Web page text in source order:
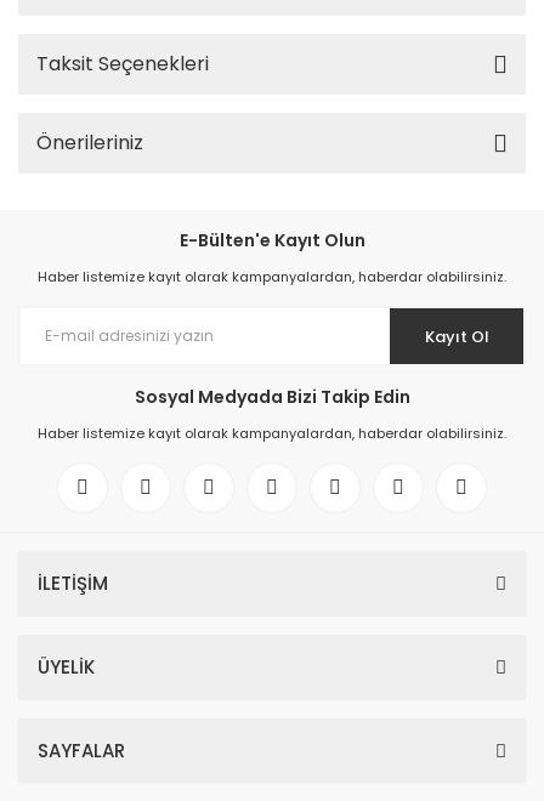
Taksit Seçenekleri
Önerileriniz
E-Bülten'e Kayıt Olun
Haber listemize kayıt olarak kampanyalardan, haberdar olabilirsiniz.
Kayıt Ol
Sosyal Medyada Bizi Takip Edin
Haber listemize kayıt olarak kampanyalardan, haberdar olabilirsiniz.
İLETİŞİM
ÜYELİK
SAYFALAR